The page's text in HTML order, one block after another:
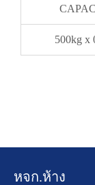
500kg x
หจก.ห้าง